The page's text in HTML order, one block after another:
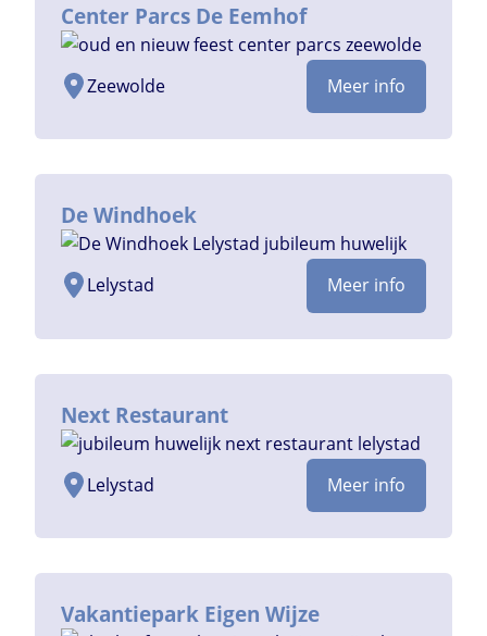
Center Parcs De Eemhof
Zeewolde Meer info
De Windhoek
Lelystad Meer info
Next Restaurant
Lelystad Meer info
Vakantiepark Eigen Wijze